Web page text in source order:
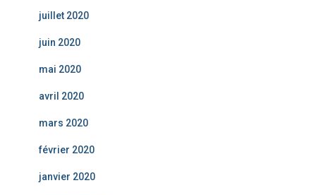
juillet 2020
juin 2020
mai 2020
avril 2020
mars 2020
février 2020
janvier 2020